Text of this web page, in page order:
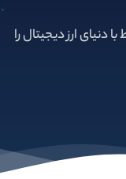
دنیای ارز دیجیتال را